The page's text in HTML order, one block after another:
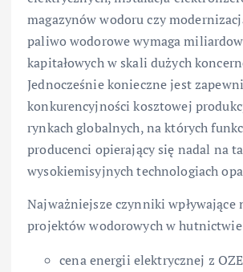
magazynów wodoru czy
paliwo wodorowe wymaga
kapitałowych w skali dużych
Jednocześnie konieczne jest
konkurencyjności kosztowej
rynkach globalnych, na których
producenci opierający się nadal na
wysokiemisyjnych technologiach
Najważniejsze czynniki wpływające
projektów wodorowych w
cena energii elektrycznej z